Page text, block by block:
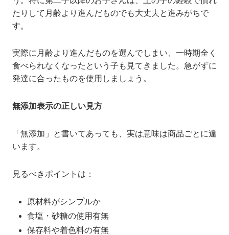
たりして月齢より進んだものでも大丈夫と進みがちで
す。
実際に月齢より進んだものを選んでしまい、一時期全く
食べられなくなったという子も見てきました。急がずに
発達に合ったものを使用しましょう。
無添加表示の正しい見方
「無添加」と書いてあっても、実は意味は商品ごとに違
います。
見るべきポイントは：
原材料がシンプルか
食塩・砂糖の使用有無
保存料や着色料の有無